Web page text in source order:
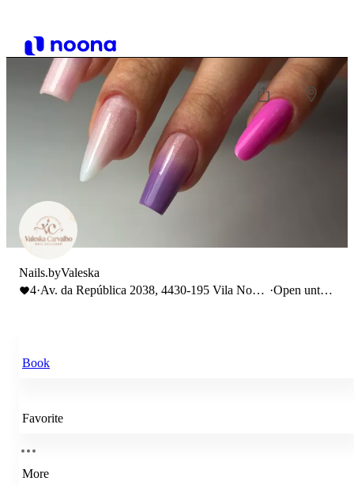
Nails.byValeska
4·Av. da República 2038, 4430-195 Vila Nova ·Open until
Book
Favorite
More